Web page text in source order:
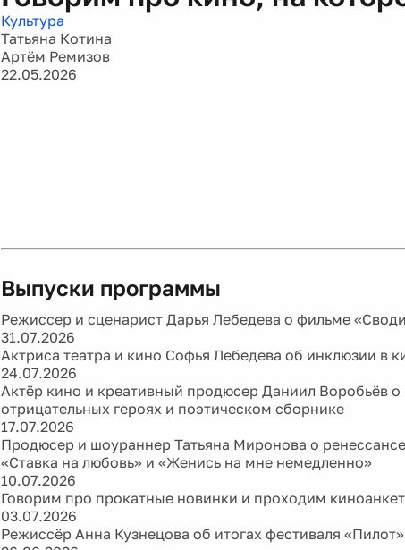
Культура
Татьяна Котина
Артём Ремизов
22.05.2026
Выпуски программы
Режиссер и сценарист Дарья Лебедева о фильме
31.07.2026
Актриса театра и кино Софья Лебедева об инклюзии в
24.07.2026
Актёр кино и креативный продюсер Даниил Воробьёв о
отрицательных героях и поэтическом сборнике
17.07.2026
Продюсер и шоураннер Татьяна Миронова о
«Ставка на любовь» и «Женись на мне немедленно»
10.07.2026
Говорим про прокатные новинки и проходим
03.07.2026
Режиссёр Анна Кузнецова об итогах фестиваля «Пилот»